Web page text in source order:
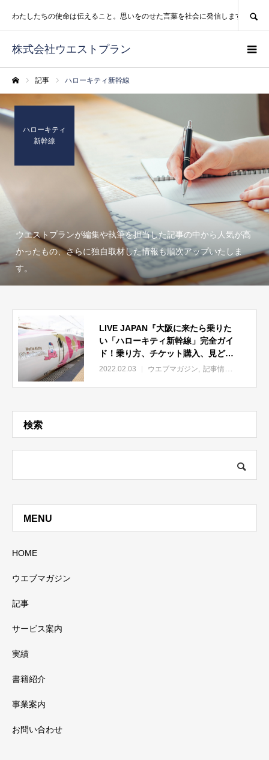
株式会社ウエストプラン
わたしたちの使命は伝えること。思いをのせた言葉を社会に発信します。
記事 ハローキティ新幹線
ハローキティ
新幹線
ウエストプランが編集や執筆を担当した記事の中から人気が高
かったもの、さらに独自取材した情報も順次アップいたしま
す。
LIVE JAPAN『大阪に来たら乗りた
い「ハローキティ新幹線」完全ガイ
ド！乗り方、チケット購入、見どこ
ろ徹底解剖』取材記事公開
2022.02.03 ウエブマガジン 記事情報
検索
MENU
HOME
ウエブマガジン
記事
サービス案内
実績
書籍紹介
事業案内
お問い合わせ